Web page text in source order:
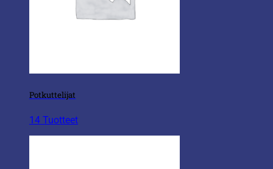
Potkuttelijat
14 Tuotteet